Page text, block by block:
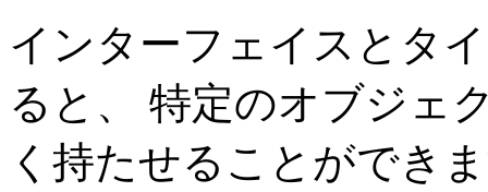
インターフェイスとタ
ると、 特定のオブジェ
く持たせることができ